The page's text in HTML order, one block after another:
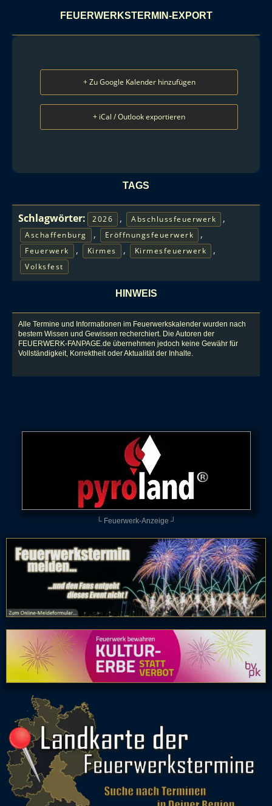
FEUERWERKSTERMIN-EXPORT
+ Zu Google Kalender hinzufügen
+ iCal / Outlook exportieren
TAGS
Schlagwörter: 2026 , Abschlussfeuerwerk ,
Aschaffenburg , Eröffnungsfeuerwerk ,
Feuerwerk , Kirmes , Kirmesfeuerwerk ,
Volksfest
HINWEIS
Alle Termine und Informationen im Feuerwerkskalender wurden nach
bestem Wissen und Gewissen recherchiert. Die Autoren der
FEUERWERK-FANPAGE.de übernehmen jedoch keine Gewähr für
Vollständigkeit, Korrektheit oder Aktualität der Inhalte.
└ Feuerwerk-Anzeige ┘